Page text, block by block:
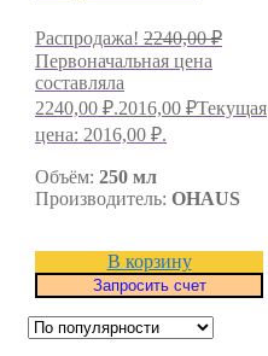
Распродажа! 2240,00₽
Первоначальная цена
составляла
2240,00 ₽.2016,00 ₽Текущая
цена: 2016,00 ₽.
Объём: 250 мл
Производитель: OHAUS
В корзину
Запросить счет